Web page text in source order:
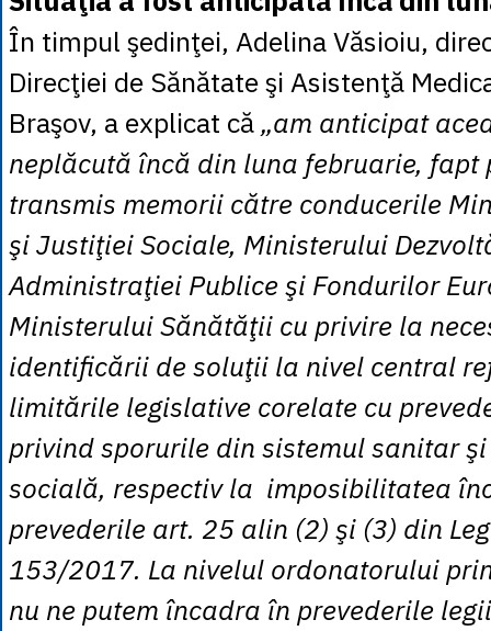
În timpul şedinţei, Adelina Văsioiu,
Direcţiei de Sănătate şi Asistenţă
Braşov, a explicat că„am anticipat
neplăcută încă din luna februarie, fapt
transmis memorii către conducerile
şi Justiţiei Sociale, Ministerului
Administraţiei Publice şi Fondurilor
Ministerului Sănătăţii cu privire la
identificării de soluţii la nivel central
limitările legislative corelate cu
privind sporurile din sistemul sanitar
socială, respectiv la imposibilitatea
prevederile art. 25 alin (2) şi (3) din
153/2017. La nivelul ordonatorului
nu ne putem încadra în prevederile